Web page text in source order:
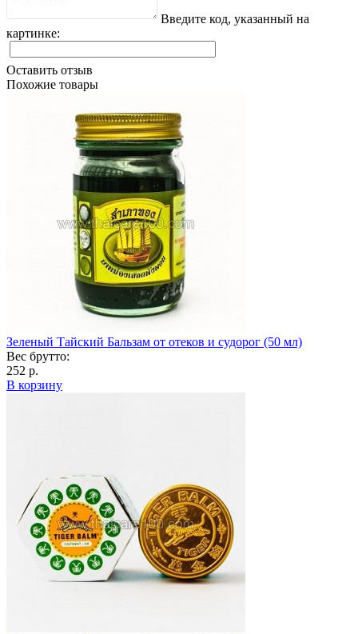
Введите код, указанный на
картинке:
Оставить отзыв
Похожие товары
Зеленый Тайский Бальзам от отеков и судорог (50 мл)
Вес брутто:
252 р.
В корзину